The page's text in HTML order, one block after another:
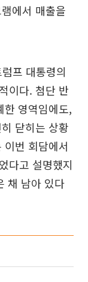
에서 매출을
프 대통령의
이다. 첨단 반
한 영역임에도,
닫히는 상황
번 회담에서
다고 설명했지
채 남아 있다